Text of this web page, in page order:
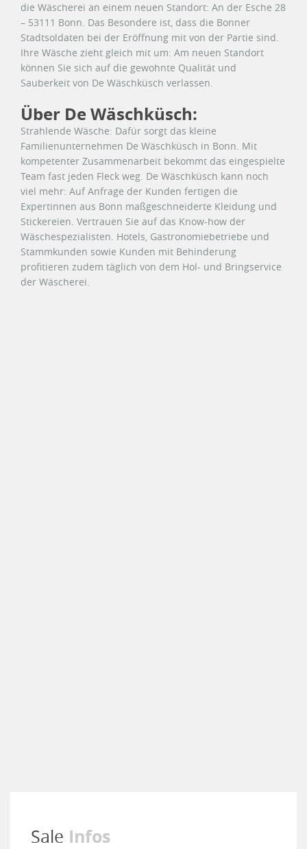
die Wäscherei an einem neuen Standort: An der Esche 28
– 53111 Bonn. Das Besondere ist, dass die Bonner
Stadtsoldaten bei der Eröffnung mit von der Partie sind.
Ihre Wäsche zieht gleich mit um: Am neuen Standort
können Sie sich auf die gewohnte Qualität und
Sauberkeit von De Wäschküsch verlassen.
Über De Wäschküsch:
Strahlende Wäsche: Dafür sorgt das kleine
Familienunternehmen De Wäschküsch in Bonn. Mit
kompetenter Zusammenarbeit bekommt das eingespielte
Team fast jeden Fleck weg. De Wäschküsch kann noch
viel mehr: Auf Anfrage der Kunden fertigen die
Expertinnen aus Bonn maßgeschneiderte Kleidung und
Stickereien. Vertrauen Sie auf das Know-how der
Wäschespezialisten. Hotels, Gastronomiebetriebe und
Stammkunden sowie Kunden mit Behinderung
profitieren zudem täglich von dem Hol- und Bringservice
der Wäscherei.
Sale Infos